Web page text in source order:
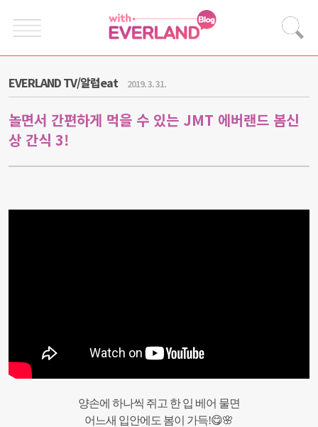
EVERLAND TV/알럽eat 2019. 3. 31.
놀면서 간편하게 먹을 수 있는 JMT 에버랜드 봄신
상 간식 3!
양손에 하나씩 쥐고 한 입 베어 물면
어느새 입안에도 봄이 가득!😋🌸